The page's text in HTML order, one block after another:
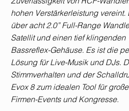
hohen Verstärkerleistung vereint.
über acht 2.0” Full-Range
Satellit und einen tief klingenden
Bassreflex-Gehäuse. Es ist die
Lösung für Live-Musik und DJs.
Stimmverhalten und der
Evox 8 zum idealen Tool für
Firmen-Events und Kongresse.